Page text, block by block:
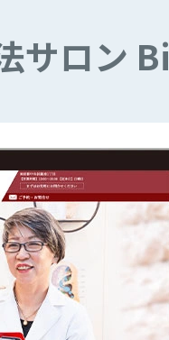
サロン